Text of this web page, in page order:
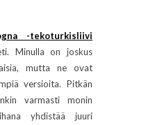
-tekoturkisliivi
Minulla on joskus
mutta ne ovat
versioita. Pitkän
varmasti monin
yhdistää juuri